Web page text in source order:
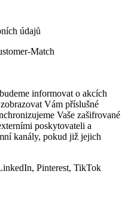
údajů
Match
informovat o akcích
Vám příslušné
Vaše zašifrované
poskytovateli a
kanály, pokud již jejich
Pinterest, TikTok